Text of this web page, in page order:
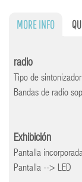
MORE INFO
radio
Tipo de
Bandas de radio
Exhibición
Pantalla
Pantalla --> LED